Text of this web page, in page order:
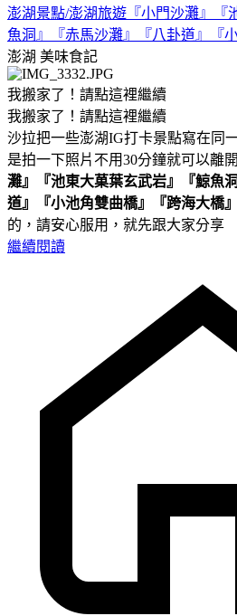
澎湖景點/澎湖旅遊『小門沙灘』『
魚洞』『赤馬沙灘』『八卦道』『
澎湖 美味食記
我搬家了！請點這裡繼續
我搬家了！請點這裡繼續
沙拉把一些澎湖IG打卡景點寫在同
是拍一下照片不用30分鐘就可以離
灘』『池東大菓葉玄武岩』『鯨魚
道』『小池角雙曲橋』『跨海大橋』
的，請安心服用，就先跟大家分享
繼續閱讀